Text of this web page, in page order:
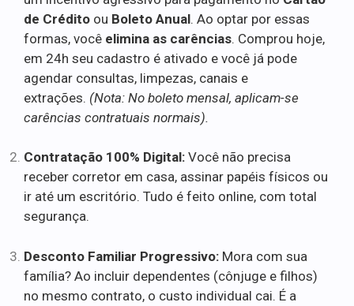
de Crédito ou Boleto Anual. Ao optar por essas
formas, você elimina as carências. Comprou hoje,
em 24h seu cadastro é ativado e você já pode
agendar consultas, limpezas, canais e
extrações. (Nota: No boleto mensal, aplicam-se
carências contratuais normais).
Contratação 100% Digital: Você não precisa
receber corretor em casa, assinar papéis físicos ou
ir até um escritório. Tudo é feito online, com total
segurança.
Desconto Familiar Progressivo: Mora com sua
família? Ao incluir dependentes (cônjuge e filhos)
no mesmo contrato, o custo individual cai. É a